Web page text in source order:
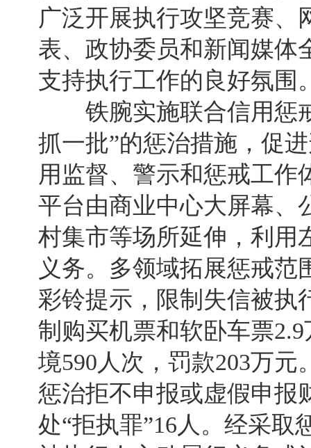
广泛开展执行攻坚竞赛、
表、政协委员和新闻媒体
支持执行工作的良好氛围
铁腕实施联合信用惩
抓一批”的惩治措施，促
用监督、警示和惩戒工作
平台由商业中心大屏幕、
村集市等场所延伸，利用
义务。多领域拓展惩戒
彩铃提示，限制失信被执
制购买机票和软卧车票
境590人次，罚款203万
惩治拒不申报或虚假申报
处“拒执罪”16人。经采取